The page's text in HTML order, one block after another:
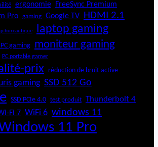
ergonomie
FreeSync Premium
Pro
gaming Google TV HDMI 2.1
bureautique laptop gaming
gaming moniteur gaming
PC portable gamer
prix réduction de bruit active
gaming SSD 512 Go
SSD PCIe 4.0 test produit Thunderbolt 4
Fi 7 WiFi 6 windows 11
11 Pro